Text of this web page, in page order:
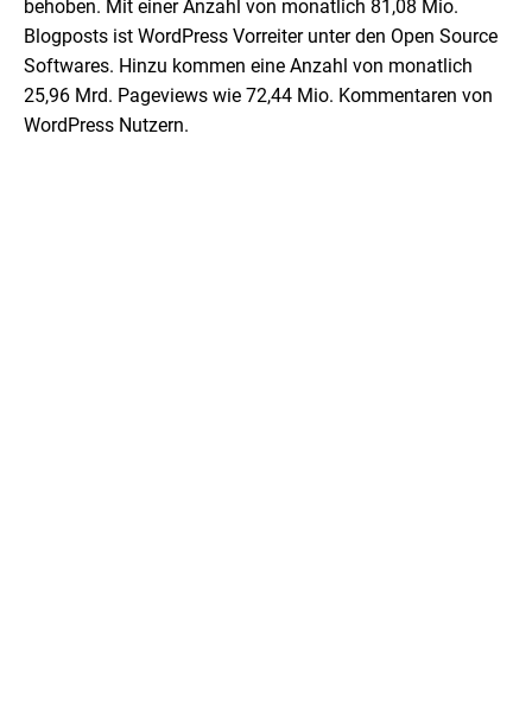
behoben. Mit einer Anzahl von monatlich 81,08 Mio.
Blogposts ist WordPress Vorreiter unter den Open Source
Softwares. Hinzu kommen eine Anzahl von monatlich
25,96 Mrd. Pageviews wie 72,44 Mio. Kommentaren von
WordPress Nutzern.